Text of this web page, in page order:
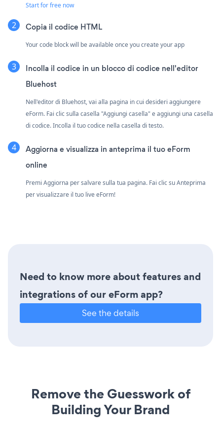
Start for free now
Copia il codice HTML
Your code block will be available once you create your app
Incolla il codice in un blocco di codice nell'editor
Bluehost
Nell'editor di Bluehost, vai alla pagina in cui desideri aggiungere
eForm. Fai clic sulla casella "Aggiungi casella" e aggiungi una casella
di codice. Incolla il tuo codice nella casella di testo.
Aggiorna e visualizza in anteprima il tuo eForm
online
Premi Aggiorna per salvare sulla tua pagina. Fai clic su Anteprima
per visualizzare il tuo live eForm!
Need to know more about features and
integrations of our eForm app?
See the details
Remove the Guesswork of
Building Your Brand